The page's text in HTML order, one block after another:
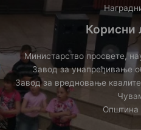
Корисни
Министарство просвете,
Завод за унапређивање
Завод за вредновање
Општина